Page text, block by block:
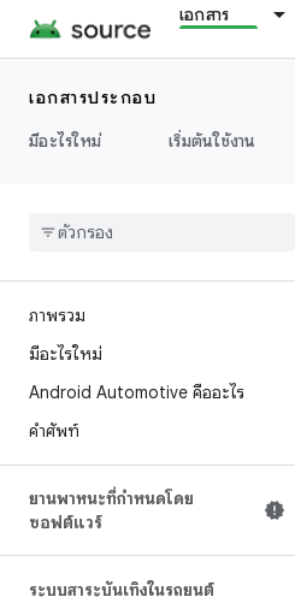
เอกสาร
เอกสารประกอบ
มีอะไรใหม่
เริ่มต้นใช้งาน
ภาพรวม
มีอะไรใหม่
Android Automotive คืออะไร
คำศัพท์
ยานพาหนะที่กำหนดโดย
ซอฟต์แวร์
ระบบสาระบันเทิงในรถยนต์